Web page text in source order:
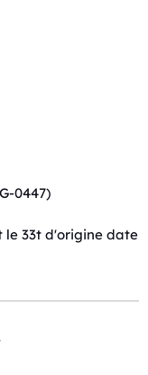
0447)
le 33t d'origine date